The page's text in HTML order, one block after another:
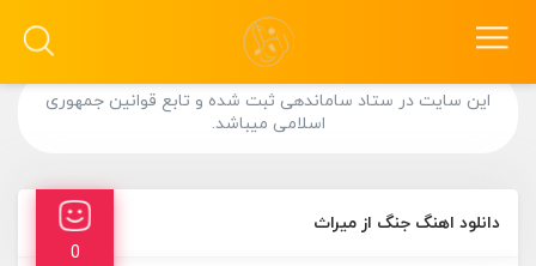
این سایت در ستاد ساماندهی ثبت شده و تابع قوانین جمهوری
اسلامی میباشد.
دانلود اهنگ جنگ از میراث
0